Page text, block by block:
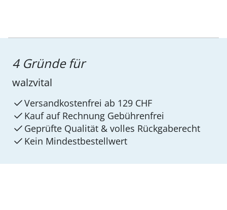
4 Gründe für
walzvital
Versandkostenfrei ab 129 CHF
Kauf auf Rechnung Gebührenfrei
Geprüfte Qualität & volles Rückgaberecht
Kein Mindest­bestellwert